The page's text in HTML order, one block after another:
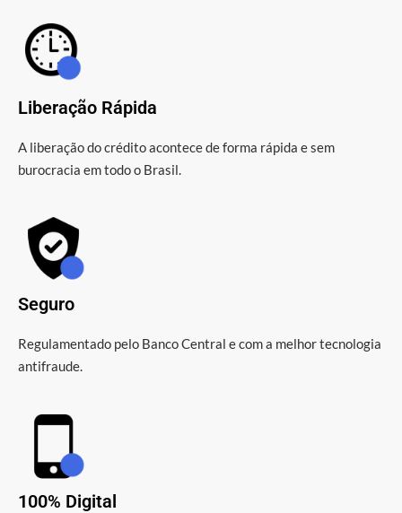
Liberação Rápida
A liberação do crédito acontece de forma rápida e sem
burocracia em todo o Brasil.
Seguro
Regulamentado pelo Banco Central e com a melhor tecnologia
antifraude.
100% Digital